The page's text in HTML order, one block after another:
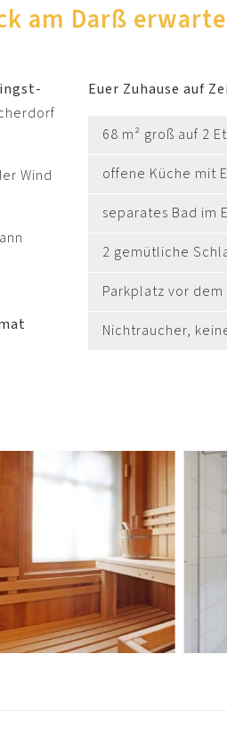
am Darß
Wind
Euer Zuhause auf
68 m² groß auf 2
offene Küche mit
separates Bad im
2 gemütliche
Parkplatz vor dem
Nichtraucher,